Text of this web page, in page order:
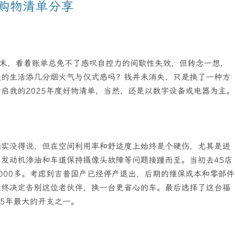
物清单分享
，看着账单总免不了感叹自控力的间歇性失效，但转念一想，
生活添几分烟火气与仪式感吗？钱并未消失，只是换了一种方
我的2025年度好物清单，当然，还是以数字设备或电器为主。
没得说，但在空间利用率和舒适度上始终是个硬伤，尤其是进
动机渗油和车道保持摄像头故障等问题接踵而至。当初去4S店
多。考虑到吉普国产已经停产退出，后期的维保成本和零部件
决定告别这位老伙伴，换一台更省心的车。最后选择了这台福
最大的开支之一。